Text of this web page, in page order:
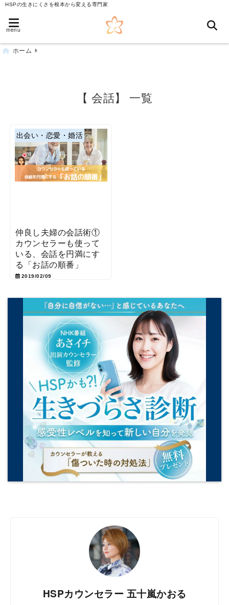
HSPの生きにくさを根本から変える専門家
menu
ホーム
【 会話】 一覧
出会い・恋愛・婚活
仲良し夫婦の会話術①
カウンセラーも使って
いる、会話を円満にす
る「お話の順番」
2019/02/09
HSPカウンセラー 五十嵐かおる